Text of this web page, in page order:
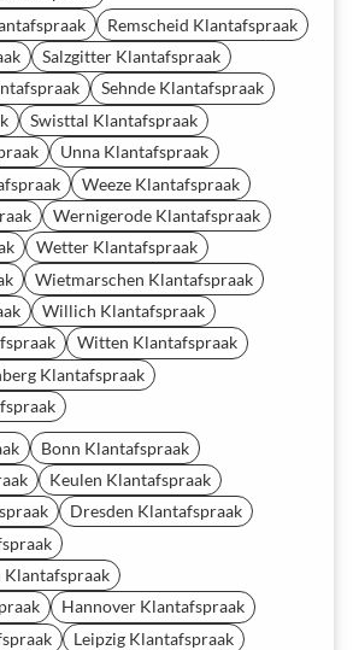
Remscheid Klantafspraak
Salzgitter Klantafspraak
Sehnde Klantafspraak
Swisttal Klantafspraak
Unna Klantafspraak
Weeze Klantafspraak
Wernigerode Klantafspraak
Wetter Klantafspraak
Wietmarschen Klantafspraak
Willich Klantafspraak
Witten Klantafspraak
Klantafspraak
Bonn Klantafspraak
Keulen Klantafspraak
Dresden Klantafspraak
Hannover Klantafspraak
Leipzig Klantafspraak